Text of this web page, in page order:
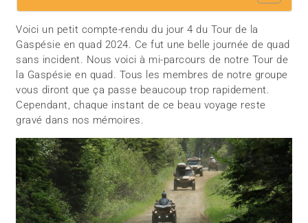
Voici un petit compte-rendu du jour 4 du Tour de la
Gaspésie en quad 2024. Ce fut une belle journée de quad
sans incident. Nous voici à mi-parcours de notre Tour de
la Gaspésie en quad. Tous les membres de notre groupe
vous diront que ça passe beaucoup trop rapidement.
Cependant, chaque instant de ce beau voyage reste
gravé dans nos mémoires.